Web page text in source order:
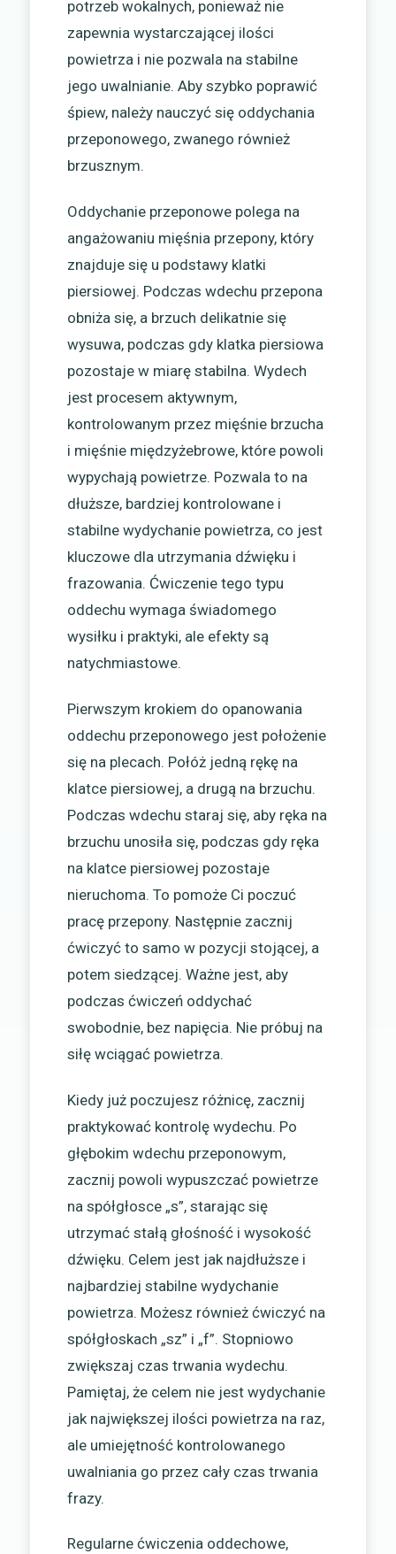
potrzeb wokalnych, ponieważ nie
zapewnia wystarczającej ilości
powietrza i nie pozwala na stabilne
jego uwalnianie. Aby szybko poprawić
śpiew, należy nauczyć się oddychania
przeponowego, zwanego również
brzusznym.
Oddychanie przeponowe polega na
angażowaniu mięśnia przepony, który
znajduje się u podstawy klatki
piersiowej. Podczas wdechu przepona
obniża się, a brzuch delikatnie się
wysuwa, podczas gdy klatka piersiowa
pozostaje w miarę stabilna. Wydech
jest procesem aktywnym,
kontrolowanym przez mięśnie brzucha
i mięśnie międzyżebrowe, które powoli
wypychają powietrze. Pozwala to na
dłuższe, bardziej kontrolowane i
stabilne wydychanie powietrza, co jest
kluczowe dla utrzymania dźwięku i
frazowania. Ćwiczenie tego typu
oddechu wymaga świadomego
wysiłku i praktyki, ale efekty są
natychmiastowe.
Pierwszym krokiem do opanowania
oddechu przeponowego jest położenie
się na plecach. Połóż jedną rękę na
klatce piersiowej, a drugą na brzuchu.
Podczas wdechu staraj się, aby ręka na
brzuchu unosiła się, podczas gdy ręka
na klatce piersiowej pozostaje
nieruchoma. To pomoże Ci poczuć
pracę przepony. Następnie zacznij
ćwiczyć to samo w pozycji stojącej, a
potem siedzącej. Ważne jest, aby
podczas ćwiczeń oddychać
swobodnie, bez napięcia. Nie próbuj na
siłę wciągać powietrza.
Kiedy już poczujesz różnicę, zacznij
praktykować kontrolę wydechu. Po
głębokim wdechu przeponowym,
zacznij powoli wypuszczać powietrze
na spółgłosce „s”, starając się
utrzymać stałą głośność i wysokość
dźwięku. Celem jest jak najdłuższe i
najbardziej stabilne wydychanie
powietrza. Możesz również ćwiczyć na
spółgłoskach „sz” i „f”. Stopniowo
zwiększaj czas trwania wydechu.
Pamiętaj, że celem nie jest wydychanie
jak największej ilości powietrza na raz,
ale umiejętność kontrolowanego
uwalniania go przez cały czas trwania
frazy.
Regularne ćwiczenia oddechowe,